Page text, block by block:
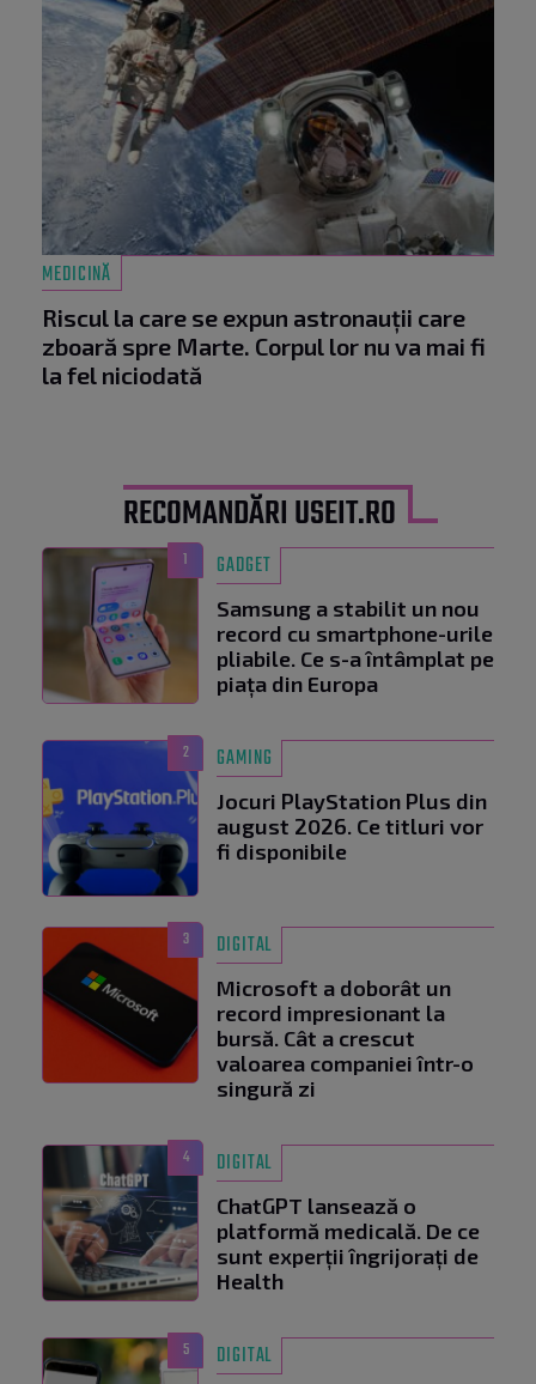
MEDICINĂ
Riscul la care se expun astronauții care
zboară spre Marte. Corpul lor nu va mai fi
la fel niciodată
RECOMANDĂRI USEIT.RO
1 GADGET
Samsung a stabilit un nou
record cu smartphone-urile
pliabile. Ce s-a întâmplat pe
piața din Europa
2 GAMING
Jocuri PlayStation Plus din
august 2026. Ce titluri vor
fi disponibile
3 DIGITAL
Microsoft a doborât un
record impresionant la
bursă. Cât a crescut
valoarea companiei într-o
singură zi
4 DIGITAL
ChatGPT lansează o
platformă medicală. De ce
sunt experții îngrijorați de
Health
5 DIGITAL